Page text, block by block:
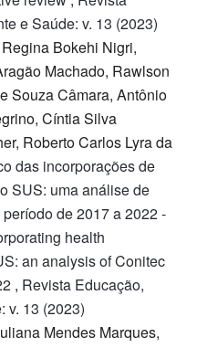
e Saúde: v. 13 (2023)
Bokehi Nigri,
Machado, Rawlson
Souza Câmara, Antônio
Cíntia Silva
Roberto Carlos Lyra da
das incorporações de
SUS: uma análise de
de 2017 a 2022 -
health
an analysis of Conitec
, Revista Educação,
v. 13 (2023)
Mendes Marques,